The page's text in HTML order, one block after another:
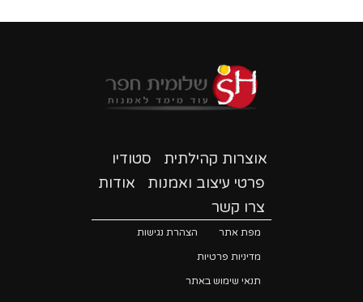
אוצרות קהילתית
סטודיו
פרטי עיצוב ואמנות
אודות
צרו קשר
מפת אתר הצהרת נגישות
מדיניות פרטיות
תנאי שימוש באתר